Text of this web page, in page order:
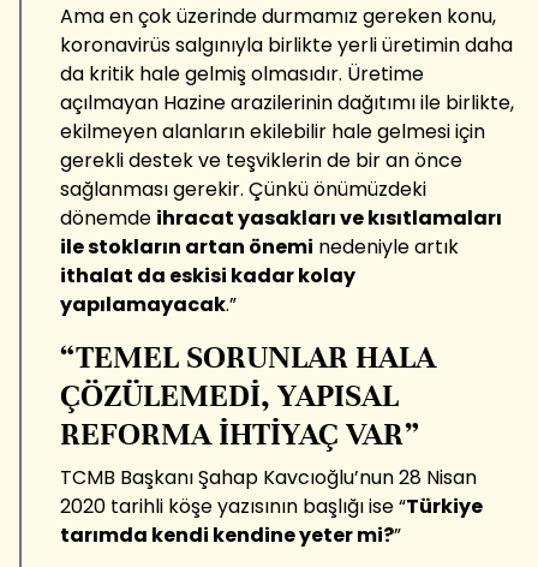
Ama en çok üzerinde durmamız gereken konu,
koronavirüs salgınıyla birlikte yerli üretimin daha
da kritik hale gelmiş olmasıdır. Üretime
açılmayan Hazine arazilerinin dağıtımı ile birlikte,
ekilmeyen alanların ekilebilir hale gelmesi için
gerekli destek ve teşviklerin de bir an önce
sağlanması gerekir. Çünkü önümüzdeki
dönemde ihracat yasakları ve kısıtlamaları
ile stokların artan önemi nedeniyle artık
ithalat da eskisi kadar kolay
yapılamayacak.”
“TEMEL SORUNLAR HALA
ÇÖZÜLEMEDİ, YAPISAL
REFORMA İHTİYAÇ VAR”
TCMB Başkanı Şahap Kavcıoğlu’nun 28 Nisan
2020 tarihli köşe yazısının başlığı ise “Türkiye
tarımda kendi kendine yeter mi?”